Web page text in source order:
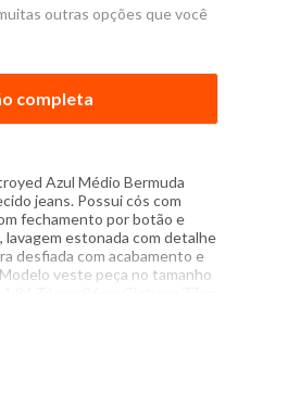
outras opções que você
completa
Azul Médio Bermuda
jeans. Possui cós com
fechamento por botão e
estonada com detalhe
desfiada com acabamento e
veste peça no tamanho
Tórax: 96cm Cintura: 77cm